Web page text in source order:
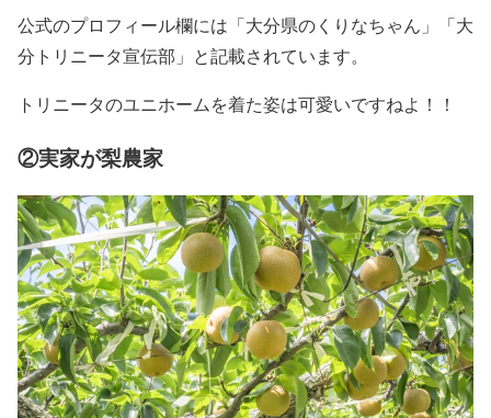
公式のプロフィール欄には「大分県のくりなちゃん」「大
分トリニータ宣伝部」と記載されています。
トリニータのユニホームを着た姿は可愛いですねよ！！
②実家が梨農家